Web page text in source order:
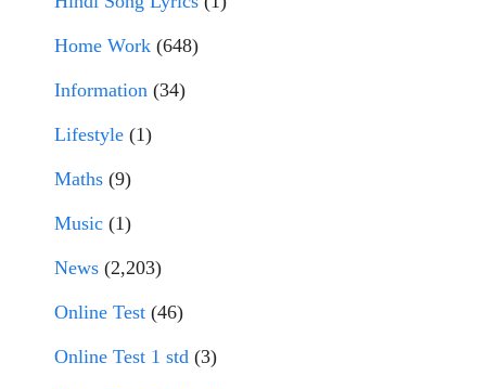
Home Work (648)
Information (34)
Lifestyle (1)
Maths (9)
Music (1)
News (2,203)
Online Test (46)
Online Test 1 std (3)